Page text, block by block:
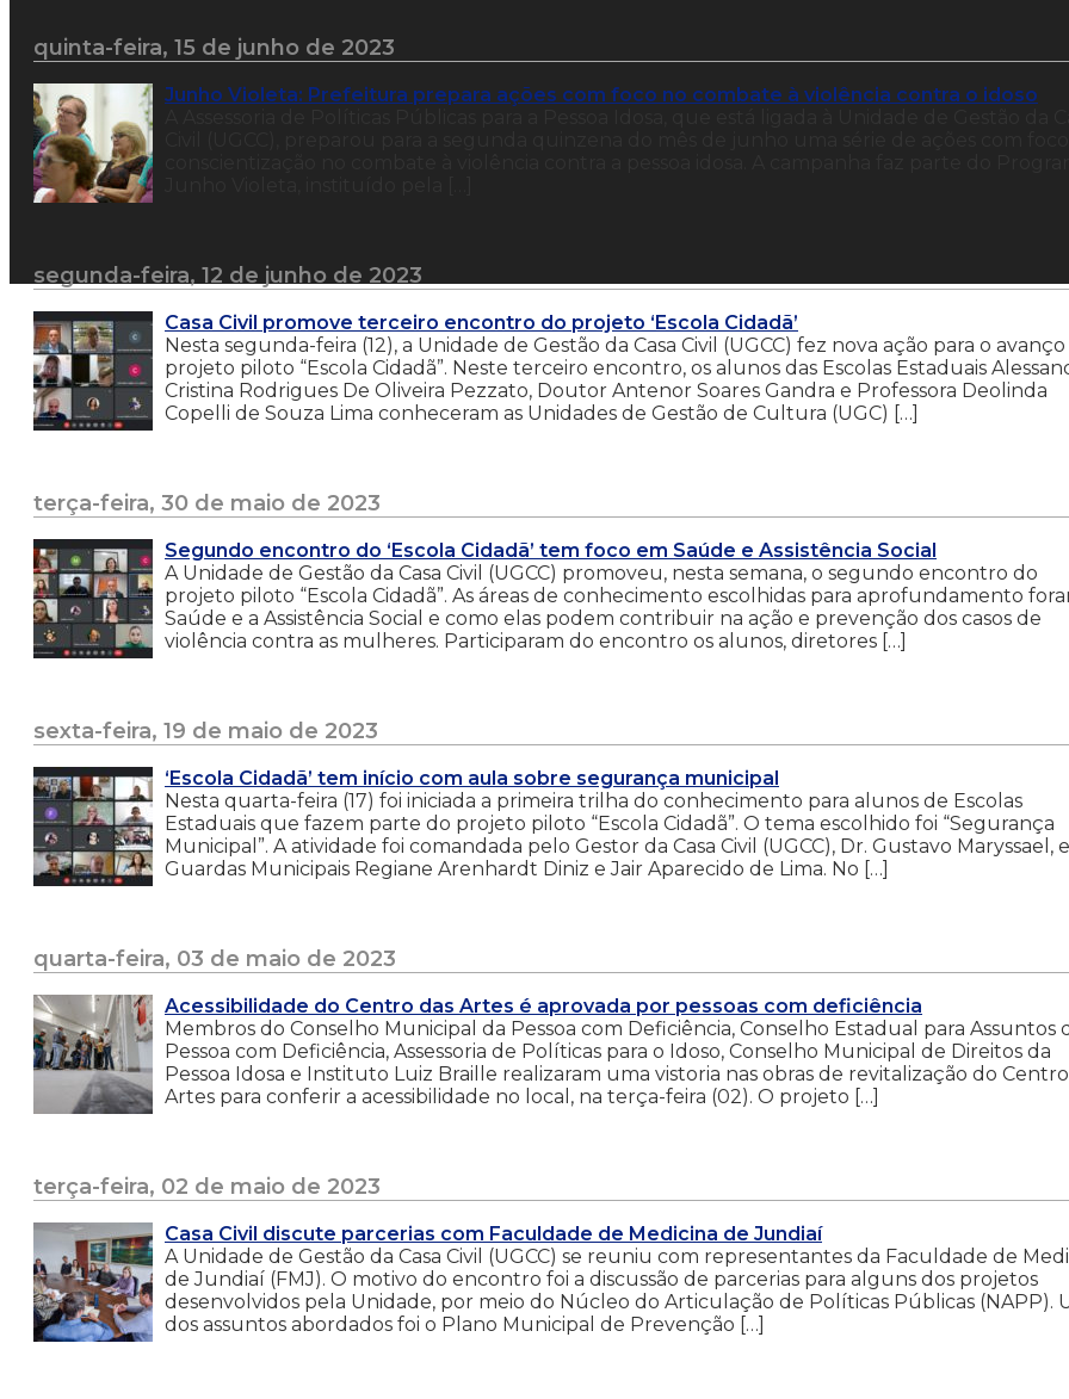
quinta-feira, 15 de junho de 2023
Junho Violeta: Prefeitura prepara ações com foco no combate à violência contra o idoso
segunda-feira, 12 de junho de 2023
Casa Civil promove terceiro encontro do projeto ‘Escola Cidadã’
Nesta segunda-feira (12), a Unidade de Gestão da Casa Civil (UGCC) fez nova ação para o
projeto piloto “Escola Cidadã”. Neste terceiro encontro, os alunos das Escolas Estaduais
Cristina Rodrigues De Oliveira Pezzato, Doutor Antenor Soares Gandra e Professora Deolinda
Copelli de Souza Lima conheceram as Unidades de Gestão de Cultura (UGC) […]
terça-feira, 30 de maio de 2023
Segundo encontro do ‘Escola Cidadã’ tem foco em Saúde e Assistência Social
A Unidade de Gestão da Casa Civil (UGCC) promoveu, nesta semana, o segundo encontro do
projeto piloto “Escola Cidadã”. As áreas de conhecimento escolhidas para aprofundamento
Saúde e a Assistência Social e como elas podem contribuir na ação e prevenção dos casos de
violência contra as mulheres. Participaram do encontro os alunos, diretores […]
sexta-feira, 19 de maio de 2023
‘Escola Cidadã’ tem início com aula sobre segurança municipal
Nesta quarta-feira (17) foi iniciada a primeira trilha do conhecimento para alunos de Escolas
Estaduais que fazem parte do projeto piloto “Escola Cidadã”. O tema escolhido foi “Segurança
Municipal”. A atividade foi comandada pelo Gestor da Casa Civil (UGCC), Dr. Gustavo Maryssael,
Guardas Municipais Regiane Arenhardt Diniz e Jair Aparecido de Lima. No […]
quarta-feira, 03 de maio de 2023
Acessibilidade do Centro das Artes é aprovada por pessoas com deficiência
Membros do Conselho Municipal da Pessoa com Deficiência, Conselho Estadual para Assuntos
Pessoa com Deficiência, Assessoria de Políticas para o Idoso, Conselho Municipal de Direitos da
Pessoa Idosa e Instituto Luiz Braille realizaram uma vistoria nas obras de revitalização do
Artes para conferir a acessibilidade no local, na terça-feira (02). O projeto […]
terça-feira, 02 de maio de 2023
Casa Civil discute parcerias com Faculdade de Medicina de Jundiaí
A Unidade de Gestão da Casa Civil (UGCC) se reuniu com representantes da Faculdade de
de Jundiaí (FMJ). O motivo do encontro foi a discussão de parcerias para alguns dos projetos
desenvolvidos pela Unidade, por meio do Núcleo do Articulação de Políticas Públicas (NAPP).
dos assuntos abordados foi o Plano Municipal de Prevenção […]